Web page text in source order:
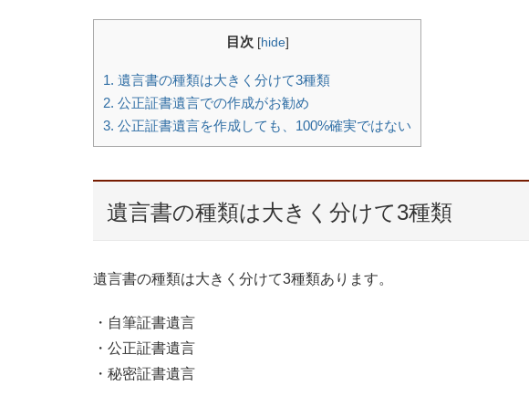
目次 [hide]
1. 遺言書の種類は大きく分けて3種類
2. 公正証書遺言での作成がお勧め
3. 公正証書遺言を作成しても、100%確実ではない
遺言書の種類は大きく分けて3種類
遺言書の種類は大きく分けて3種類あります。
・自筆証書遺言
・公正証書遺言
・秘密証書遺言